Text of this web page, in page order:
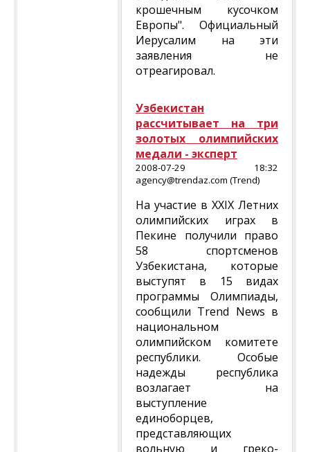
крошечным кусочком
Европы". Официальный
Иерусалим на эти
заявления не
отреагировал.
Узбекистан
рассчитывает на три
золотых олимпийских
медали - эксперт
2008-07-29 18:32
agency@trendaz.com (Trend)
На участие в XXIX Летних
олимпийских играх в
Пекине получили право
58 спортсменов
Узбекистана, которые
выступят в 15 видах
программы Олимпиады,
сообщили Trend News в
национальном
олимпийском комитете
республики. Особые
надежды республика
возлагает на
выступление
единоборцев,
представляющих
вольную и греко-